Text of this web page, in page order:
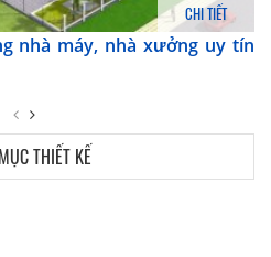
CHI TIẾT
nhà máy, nhà xưởng uy tín
THIẾT KẾ